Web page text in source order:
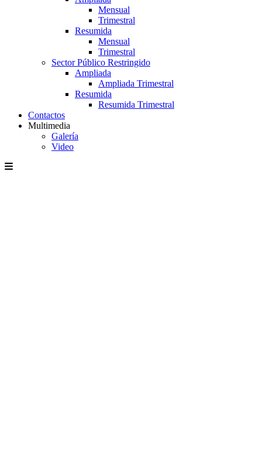
Mensual
Trimestral
Resumida
Mensual
Trimestral
Sector Público Restringido
Ampliada
Ampliada Trimestral
Resumida
Resumida Trimestral
Contactos
Multimedia
Galería
Video